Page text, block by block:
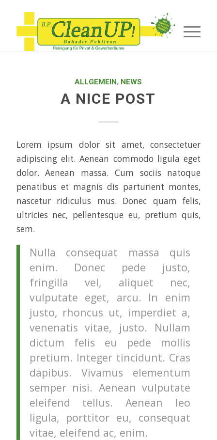
ALLGEMEIN, NEWS
A NICE POST
Lorem ipsum dolor sit amet, consectetuer
adipiscing elit. Aenean commodo ligula eget
dolor. Aenean massa. Cum sociis natoque
penatibus et magnis dis parturient montes,
nascetur ridiculus mus. Donec quam felis,
ultricies nec, pellentesque eu, pretium quis,
sem.
Nulla consequat massa quis
enim. Donec pede justo,
fringilla vel, aliquet nec,
vulputate eget, arcu. In enim
justo, rhoncus ut, imperdiet a,
venenatis vitae, justo. Nullam
dictum felis eu pede mollis
pretium. Integer tincidunt. Cras
dapibus. Vivamus elementum
semper nisi. Aenean vulputate
eleifend tellus. Aenean leo
ligula, porttitor eu, consequat
vitae, eleifend ac, enim.